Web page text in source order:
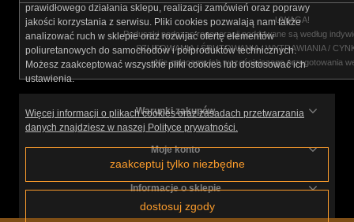
UWAGA!
Poduszki podczas regeneracji poddawane są według
SZLIFOWANIA / ŚRUTOWANIA / WYTRAWIANIA /
Nie zalecamy ich wcześniejszego przygotowania
Warunki zakupów
Moje konto
Informacje o sklepie
prawidłowego działania sklepu, realizacji zamówień oraz poprawy
jakości korzystania z serwisu. Pliki cookies pozwalają nam także
analizować ruch w sklepie oraz rozwijać ofertę elementów
poliuretanowych do samochodów i półproduktów technicznych.
Możesz zaakceptować wszystkie pliki cookies lub dostosować ich
ustawienia.
Więcej informacji o plikach cookies oraz zasadach przetwarzania
danych znajdziesz w naszej Polityce prywatności.
zaakceptuj tylko niezbędne
dostosuj zgody